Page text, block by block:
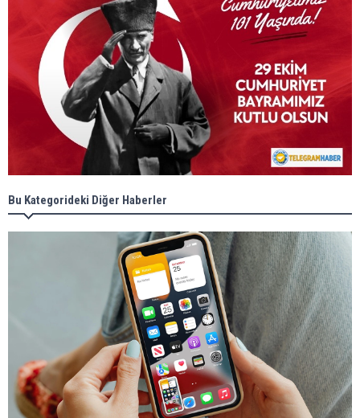
Bu Kategorideki Diğer Haberler